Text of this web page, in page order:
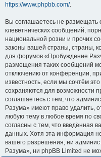
https://www.phpbb.com/.
Вы соглашаетесь не размещать
клеветнических сообщений,
национальной розни и прочих
законы вашей страны, страны,
для форумов «Пробуждение
размещения таких сообщений
отключению от конференции,
известность, если мы сочтём
сохраняются для возможности
соглашаетесь с тем, что
Разума» имеют право удалить,
любую тему в любое время по
согласны с тем, что введённая
данных. Хотя эта информация
вашего разрешения, ни
Разума», ни phpBB Limited не